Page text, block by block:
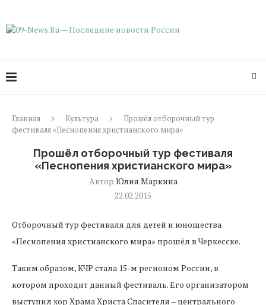
Главная Культура
Прошёл отборочный тур
фестиваля «Песнопения христианского мира»
Прошёл отборочный тур фестиваля
«Песнопения христианского мира»
Автор Юлия Маркина
22.02.2015
Отборочный тур фестиваля для детей и юношества
«Песнопения христианского мира» прошёл в Черкесске.
Таким образом, КЧР стала 15-м регионом России, в
котором проходит данный фестиваль. Его организатором
выступил хор Храма Христа Спасителя – центрального